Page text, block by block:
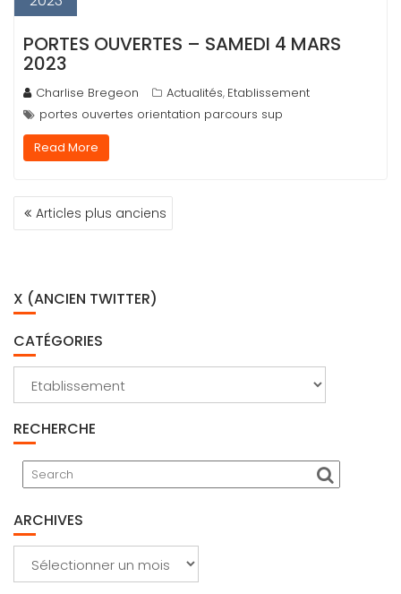
PORTES OUVERTES – SAMEDI 4 MARS
2023
Charlise Bregeon Actualités, Etablissement
portes ouvertes orientation parcours sup
Read More
NAVIGATION
DESArticles plus anciens
X (ANCIEN TWITTER)
CATÉGORIES
RECHERCHE
ARCHIVES